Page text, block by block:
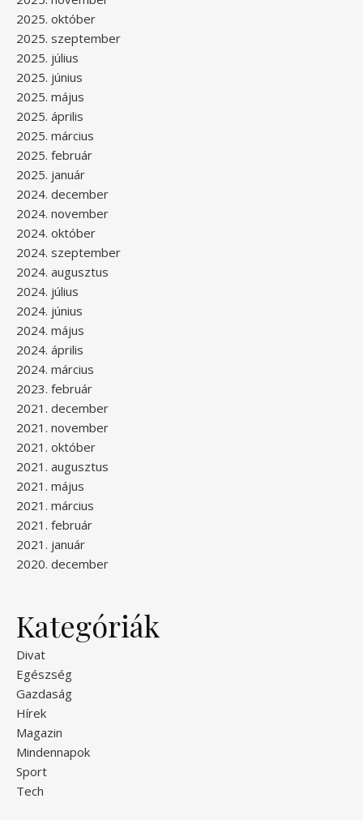
2025. október
2025. szeptember
2025. július
2025. június
2025. május
2025. április
2025. március
2025. február
2025. január
2024. december
2024. november
2024. október
2024. szeptember
2024. augusztus
2024. július
2024. június
2024. május
2024. április
2024. március
2023. február
2021. december
2021. november
2021. október
2021. augusztus
2021. május
2021. március
2021. február
2021. január
2020. december
Kategóriák
Divat
Egészség
Gazdaság
Hírek
Magazin
Mindennapok
Sport
Tech